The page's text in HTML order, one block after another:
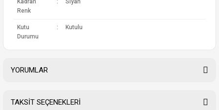
Kadran
Renk
: Siyah
Kutu
Durumu
: Kutulu
YORUMLAR
TAKSİT SEÇENEKLERİ